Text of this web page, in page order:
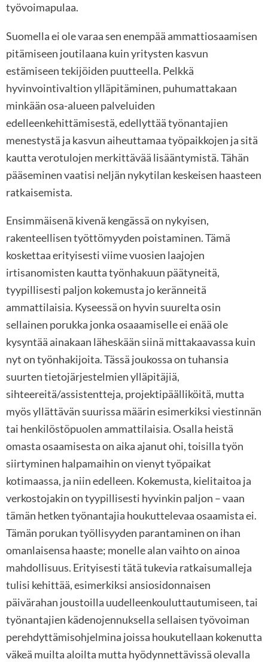
työvoimapulaa.
Suomella ei ole varaa sen enempää ammattiosaamisen
pitämiseen joutilaana kuin yritysten kasvun
estämiseen tekijöiden puutteella. Pelkkä
hyvinvointivaltion ylläpitäminen, puhumattakaan
minkään osa-alueen palveluiden
edelleenkehittämisestä, edellyttää työnantajien
menestystä ja kasvun aiheuttamaa työpaikkojen ja sitä
kautta verotulojen merkittävää lisääntymistä. Tähän
pääseminen vaatisi neljän nykytilan keskeisen haasteen
ratkaisemista.
Ensimmäisenä kivenä kengässä on nykyisen,
rakenteellisen työttömyyden poistaminen. Tämä
koskettaa erityisesti viime vuosien laajojen
irtisanomisten kautta työnhakuun päätyneitä,
tyypillisesti paljon kokemusta jo keränneitä
ammattilaisia. Kyseessä on hyvin suurelta osin
sellainen porukka jonka osaaamiselle ei enää ole
kysyntää ainakaan läheskään siinä mittakaavassa kuin
nyt on työnhakijoita. Tässä joukossa on tuhansia
suurten tietojärjestelmien ylläpitäjiä,
sihteereitä/assistentteja, projektipäälliköitä, mutta
myös yllättävän suurissa määrin esimerkiksi viestinnän
tai henkilöstöpuolen ammattilaisia. Osalla heistä
omasta osaamisesta on aika ajanut ohi, toisilla työn
siirtyminen halpamaihin on vienyt työpaikat
kotimaassa, ja niin edelleen. Kokemusta, kielitaitoa ja
verkostojakin on tyypillisesti hyvinkin paljon – vaan
tämän hetken työnantajia houkuttelevaa osaamista ei.
Tämän porukan työllisyyden parantaminen on ihan
omanlaisensa haaste; monelle alan vaihto on ainoa
mahdollisuus. Erityisesti tätä tukevia ratkaisumalleja
tulisi kehittää, esimerkiksi ansiosidonnaisen
päivärahan joustoilla uudelleenkouluttautumiseen, tai
työnantajien kädenojennuksella sellaisen työvoiman
perehdyttämisohjelmina joissa houkutellaan kokenutta
väkeä muilta aloilta mutta hyödynnettävissä olevalla